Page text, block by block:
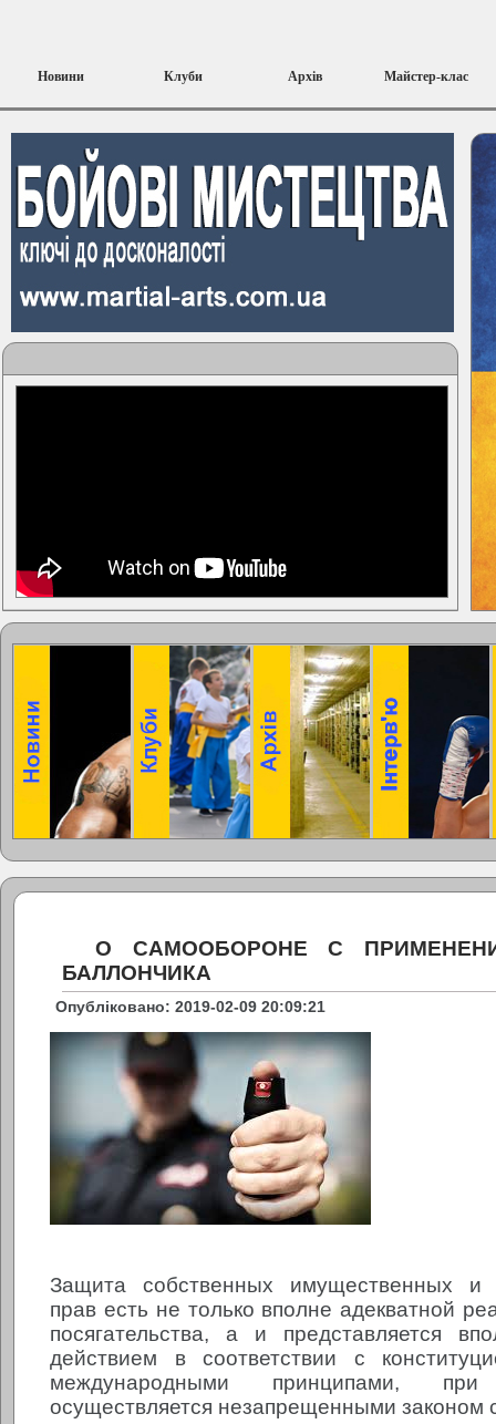
Новини Клуби Архів Майстер-клас
О САМООБОРОНЕ С
БАЛЛОНЧИКА
Опубліковано: 2019-02-09 20:09:21
Защита собственных имущественных и
прав есть не только вполне адекватной
посягательства, а и представляется
действием в соответствии с
международными принципами,
осуществляется незапрещенными законом